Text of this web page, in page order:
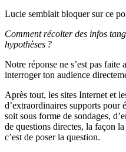
Lucie semblait bloquer sur ce
Comment récolter des infos
hypothèses ?
Notre réponse ne s’est pas
interroger ton audience
Après tout, les sites Internet et
d’extraordinaires supports pour
soit sous forme de sondages,
de questions directes, la façon
c’est de poser la question.